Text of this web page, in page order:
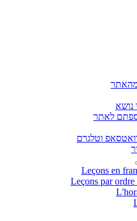
מהאתר
נושא
לאתר
וטלגרם
Leçons en
Leçons par